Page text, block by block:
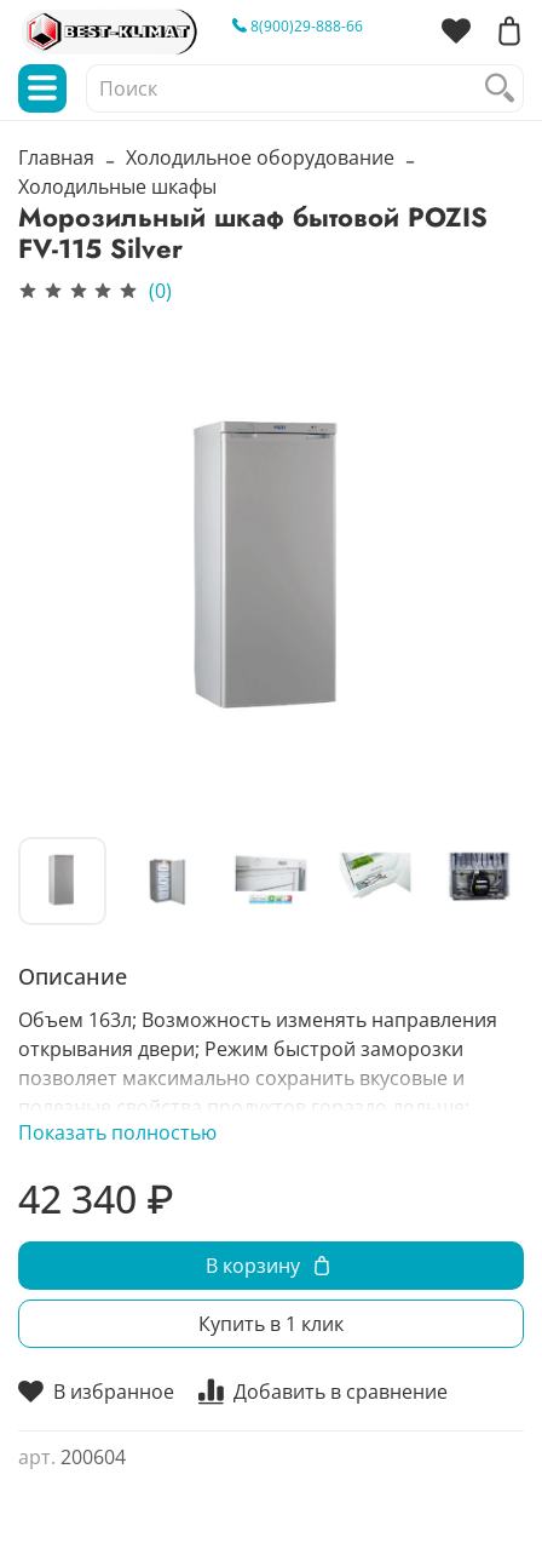
8(900)29-888-66
Главная
Холодильное оборудование
Холодильные шкафы
Морозильный шкаф бытовой POZIS
FV-115 Silver
(0)
В избранное Добавить в сравнение
арт. 200604
Описание
Объем 163л; Возможность изменять направления
открывания двери; Режим быстрой заморозки
позволяет максимально сохранить вкусовые и
полезные свойства продуктов гораздо дольше;
Морозильники POZIS комплектуются цельными
Показать полностью
42 340 ₽
В корзину
Купить в 1 клик